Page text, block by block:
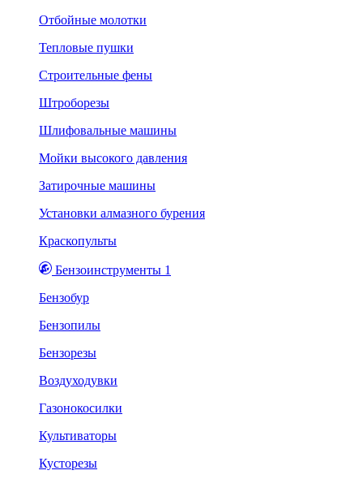
Отбойные молотки
Тепловые пушки
Строительные фены
Штроборезы
Шлифовальные машины
Мойки высокого давления
Затирочные машины
Установки алмазного бурения
Краскопульты
Бензоинструменты 1
Бензобур
Бензопилы
Бензорезы
Воздуходувки
Газонокосилки
Культиваторы
Кусторезы